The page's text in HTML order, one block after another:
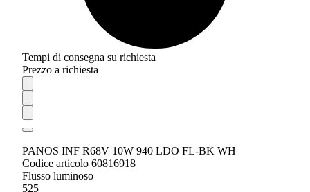
Tempi di consegna su richiesta
Prezzo a richiesta
PANOS INF R68V 10W 940 LDO FL-BK WH
Codice articolo 60816918
Flusso luminoso
525